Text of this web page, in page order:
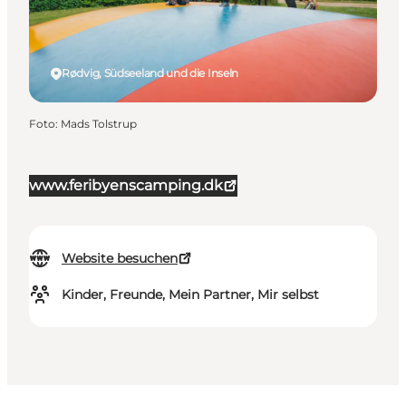
www.feribyenscamping.dk
Website besuchen
Kinder, Freunde, Mein Partner, Mir selbst
Rødvig, Südseeland und die Inseln
Foto: Mads Tolstrup